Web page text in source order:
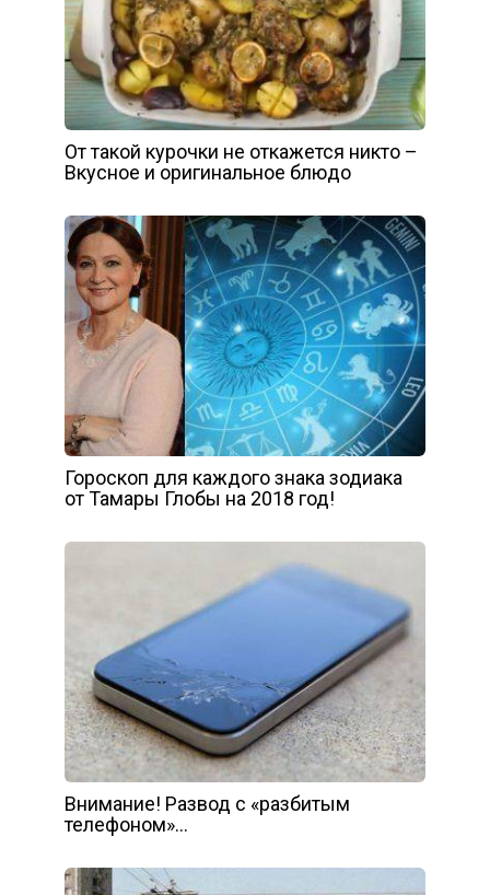
От такой курочки не откажется никто –
Вкусное и оригинальное блюдо
Гороскоп для каждого знака зодиака
от Тамары Глобы на 2018 год!
Внимание! Развод с «разбитым
телефоном»…